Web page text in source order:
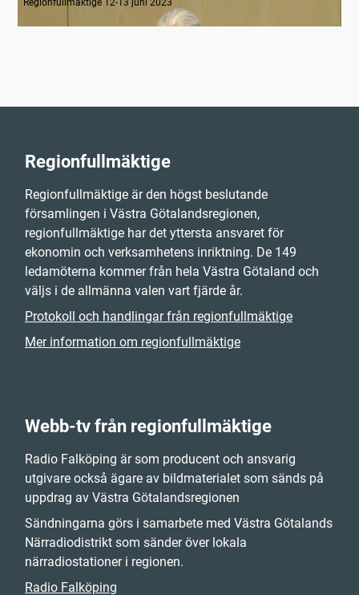
Regionfullmäktige
Regionfullmäktige är den högst beslutande
församlingen i Västra Götalandsregionen,
regionfullmäktige har det yttersta ansvaret för
ekonomin och verksamhetens inriktning. De 149
ledamöterna kommer från hela Västra Götaland och
väljs i de allmänna valen vart fjärde år.
Protokoll och handlingar från regionfullmäktige
Mer information om regionfullmäktige
Webb-tv från regionfullmäktige
Radio Falköping är som producent och ansvarig
utgivare också ägare av bildmaterialet som sänds på
uppdrag av Västra Götalandsregionen
Sändningarna görs i samarbete med Västra Götalands
Närradiodistrikt som sänder över lokala
närradiostationer i regionen.
Radio Falköping